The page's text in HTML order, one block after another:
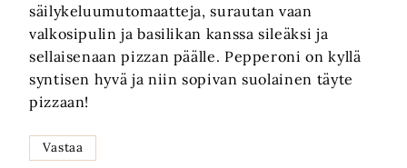
säilykeluumutomaatteja, surautan vaan
valkosipulin ja basilikan kanssa sileäksi ja
sellaisenaan pizzan päälle. Pepperoni on kyllä
syntisen hyvä ja niin sopivan suolainen täyte
pizzaan!
Vastaa